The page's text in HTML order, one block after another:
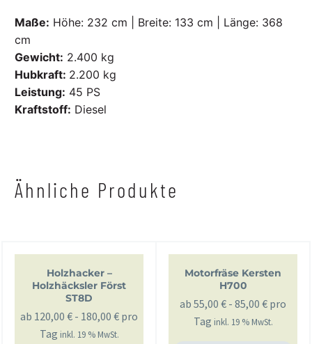
Maße: Höhe: 232 cm | Breite: 133 cm | Länge: 368
cm
Gewicht: 2.400 kg
Hubkraft: 2.200 kg
Leistung: 45 PS
Kraftstoff: Diesel
Ähnliche Produkte
Holzhacker –
Holzhäcksler Först
ST8D
ab 120,00 € - 180,00 € pro
Tag inkl. 19 % MwSt.
Motorfräse Kersten
H700
ab 55,00 € - 85,00 € pro
Tag inkl. 19 % MwSt.